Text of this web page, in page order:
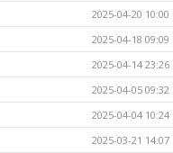
2025-04-20 10:00
2025-04-18 09:09
2025-04-14 23:26
2025-04-05 09:32
2025-04-04 10:24
2025-03-21 14:07